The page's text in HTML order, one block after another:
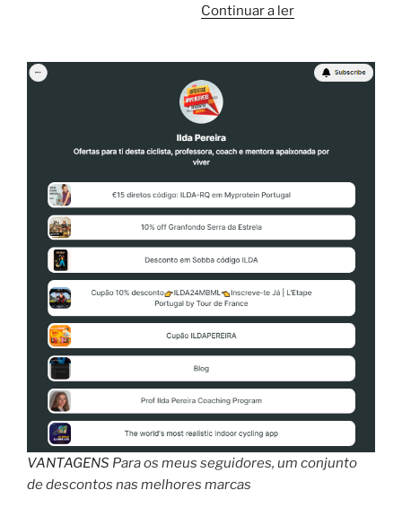
Continuar a ler“Próspero
Happy
VANTAGENS Para os meus seguidores, um conjunto
de descontos nas melhores marcas